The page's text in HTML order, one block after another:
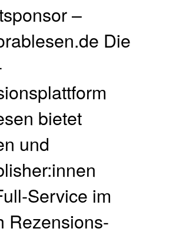
–
Die
bietet
und
Service im
Rezensions-